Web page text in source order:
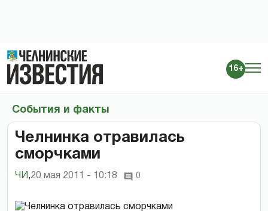
16+
События и факты
Челнинка отравилась
сморчками
ЧИ ,20 мая 2011 - 10:18 0